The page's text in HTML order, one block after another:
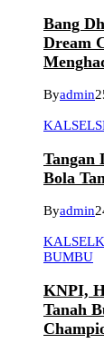
Bang
Dream
Byadmin
KALSEL
Tangan
Bola
Byadmin
KALSEL
BUMBU
KNPI,
Tanah